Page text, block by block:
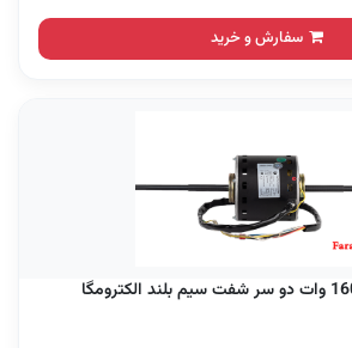
سفارش و خرید